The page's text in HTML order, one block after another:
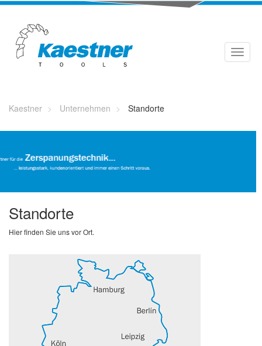
Kaestner Unternehmen Standorte
Standorte
Hier finden Sie uns vor Ort.